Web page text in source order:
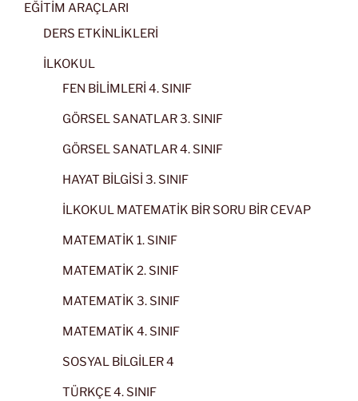
EĞİTİM ARAÇLARI
DERS ETKİNLİKLERİ
İLKOKUL
FEN BİLİMLERİ 4. SINIF
GÖRSEL SANATLAR 3. SINIF
GÖRSEL SANATLAR 4. SINIF
HAYAT BİLGİSİ 3. SINIF
İLKOKUL MATEMATİK BİR SORU BİR CEVAP
MATEMATİK 1. SINIF
MATEMATİK 2. SINIF
MATEMATİK 3. SINIF
MATEMATİK 4. SINIF
SOSYAL BİLGİLER 4
TÜRKÇE 4. SINIF